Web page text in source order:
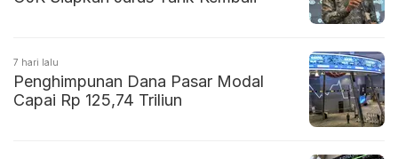
7 hari lalu
Penghimpunan Dana Pasar Modal
Capai Rp 125,74 Triliun